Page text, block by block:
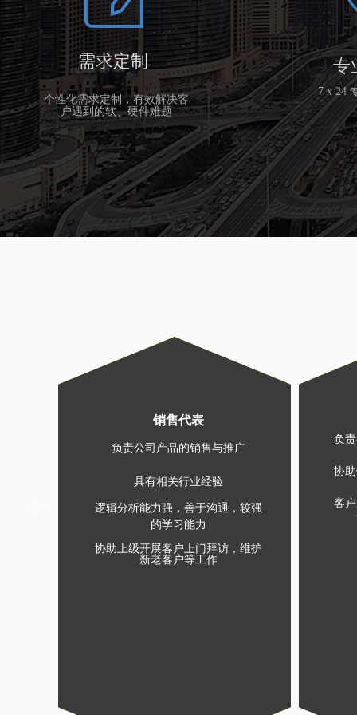
销售代表
负责公司产品的销售与推广
具有相关行业经验
逻辑分析能力强，善于沟通，较强
的学习能力
协助上级开展客户上门拜访，维护
新老客户等工作
负
协
客
专
7 x 24
需求定制
个性化需求定制，有效解决客
户遇到的软、硬件难题